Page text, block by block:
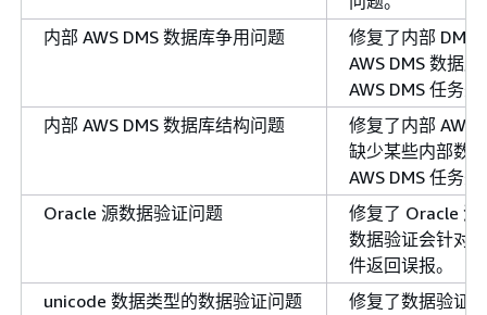
内部 AWS DMS 数据库争用问题
修复了内部 DMS
AWS DMS 数据
AWS DMS 任务
内部 AWS DMS 数据库结构问题
修复了内部 AWS
缺少某些内部数
AWS DMS 任务
Oracle 源数据验证问题
修复了 Oracle 源
数据验证会针对
件返回误报。
unicode 数据类型的数据验证问题
修复了数据验证